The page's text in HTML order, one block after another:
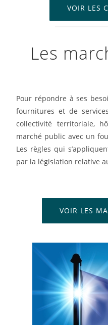
VOIR LES
Les
Pour répondre à ses
fournitures et de
collectivité territoriale,
marché public avec un
Les règles qui
par la législation relative
VOIR LES